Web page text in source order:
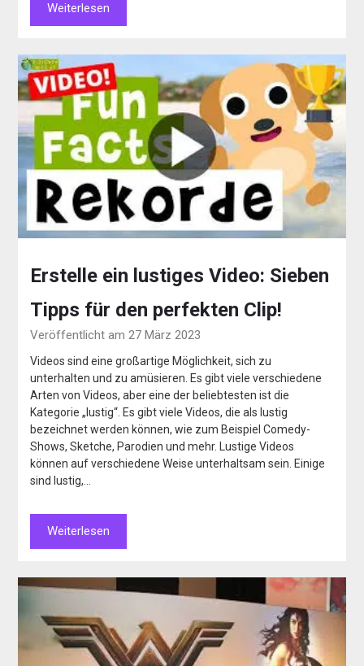
Weiterlesen
Erstelle ein lustiges Video: Sieben
Tipps für den perfekten Clip!
Veröffentlicht am 27 März 2023
Videos sind eine großartige Möglichkeit, sich zu
unterhalten und zu amüsieren. Es gibt viele verschiedene
Arten von Videos, aber eine der beliebtesten ist die
Kategorie „lustig“. Es gibt viele Videos, die als lustig
bezeichnet werden können, wie zum Beispiel Comedy-
Shows, Sketche, Parodien und mehr. Lustige Videos
können auf verschiedene Weise unterhaltsam sein. Einige
sind lustig,…
Weiterlesen